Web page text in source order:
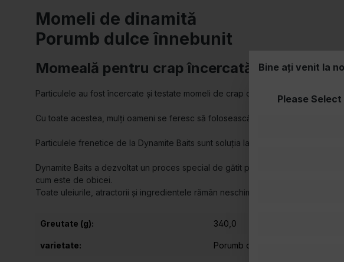
Momeli de dinamită
Porumb dulce înnebunit
Momeală pentru crap încercată și testată!
Particulele au fost încercate și testate momeli de crap chiar înainte de era
Cu toate acestea, mulți oameni se feresc să folosească particule. Nu au timpul
Particulele frenetice de la Dynamite Baits sunt soluția la această problemă.
Dynamite Baits a dezvoltat un proces special de gătit prin care particulele
cum este de obicei.
Toate uleiurile, atractorii și ingredientele rămân neschimbate chiar și după
Greutate (g): 340,0
varietate: Porumb dulce
Bine ați venit la
Please